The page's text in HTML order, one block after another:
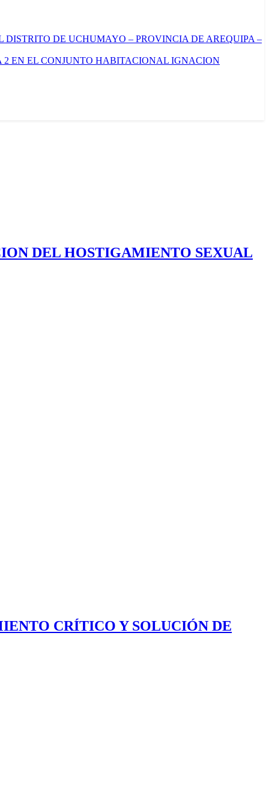
DISTRITO DE UCHUMAYO – PROVINCIA DE AREQUIPA –
EN EL CONJUNTO HABITACIONAL IGNACION
DEL HOSTIGAMIENTO SEXUAL
CRÍTICO Y SOLUCIÓN DE